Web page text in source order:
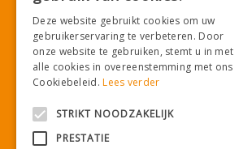
Download onze App!
Deze website gebruikt cookies om uw
gebruikerservaring te verbeteren. Door
onze website te gebruiken, stemt u in met
alle cookies in overeenstemming met ons
Cookiebeleid.Lees verder
STRIKT NOODZAKELIJK
PRESTATIE